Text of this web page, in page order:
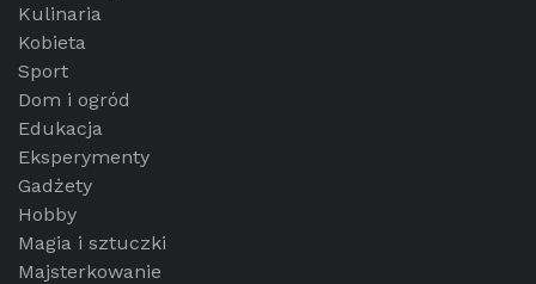
Kulinaria
Kobieta
Sport
Dom i ogród
Edukacja
Eksperymenty
Gadżety
Hobby
Magia i sztuczki
Majsterkowanie